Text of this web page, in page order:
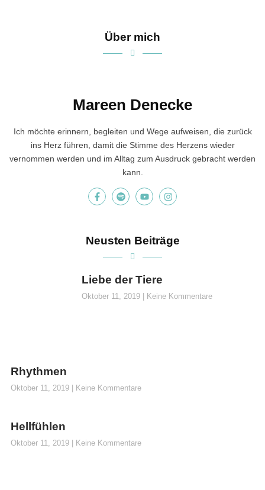
Über mich
Mareen Denecke
Ich möchte erinnern, begleiten und Wege aufweisen, die zurück
ins Herz führen, damit die Stimme des Herzens wieder
vernommen werden und im Alltag zum Ausdruck gebracht werden
kann.
Neusten Beiträge
Liebe der Tiere
Oktober 11, 2019 Keine Kommentare
Rhythmen
Oktober 11, 2019 Keine Kommentare
Hellfühlen
Oktober 11, 2019 Keine Kommentare